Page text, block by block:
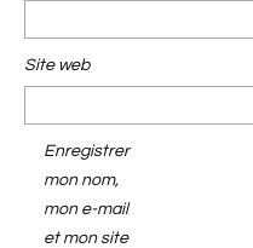
Site web
Enregistrer
mon nom,
mon e-mail
et mon site